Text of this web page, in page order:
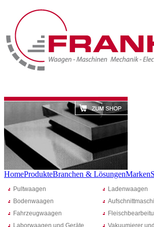
HomeProdukteBranchen & LösungenMarken
Pultwaagen
Bodenwaagen
Fahrzeugwaagen
Laborwaagen und Geräte
Ladenwaagen
Vakuumierer